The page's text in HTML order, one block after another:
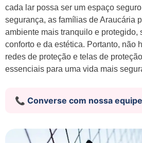
cada lar possa ser um espaço
segurança, as famílias de Araucária
ambiente mais tranquilo e protegido,
conforto e da estética. Portanto, não
redes de proteção e telas de
essenciais para uma vida mais
📞 Converse com nossa equipe